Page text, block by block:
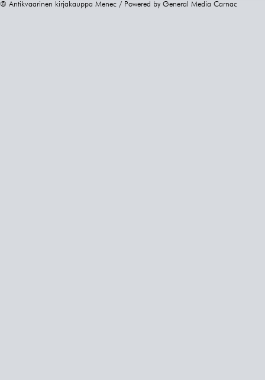
© Antikvaarinen kirjakauppa Menec / Powered by General Media Carnac